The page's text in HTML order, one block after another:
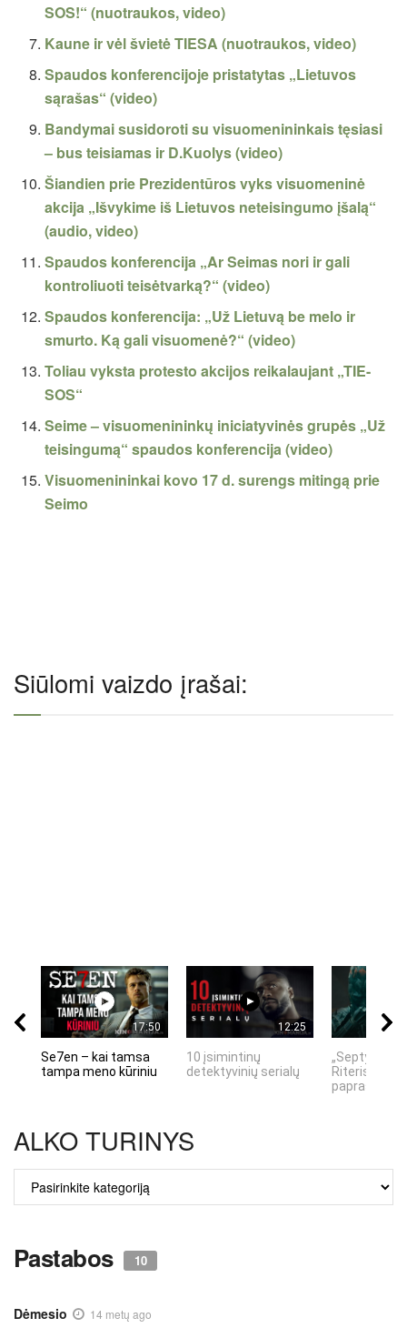
SOS!“ (nuotraukos, video)
Kaune ir vėl švietė TIESA (nuotraukos, video)
Spaudos konferencijoje pristatytas „Lietuvos
sąrašas“ (video)
Bandymai susidoroti su visuomenininkais tęsiasi
– bus teisiamas ir D.Kuolys (video)
Šiandien prie Prezidentūros vyks visuomeninė
akcija „Išvykime iš Lietuvos neteisingumo įšalą“
(audio, video)
Spaudos konferencija „Ar Seimas nori ir gali
kontroliuoti teisėtvarką?“ (video)
Spaudos konferencija: „Už Lietuvą be melo ir
smurto. Ką gali visuomenė?“ (video)
Toliau vyksta protesto akcijos reikalaujant „TIE-
SOS“
Seime – visuomenininkų iniciatyvinės grupės „Už
teisingumą“ spaudos konferencija (video)
Visuomenininkai kovo 17 d. surengs mitingą prie
Seimo
Siūlomi vaizdo įrašai:
17:50
Se7en – kai tamsa
tampa meno kūriniu
12:25
10 įsimintinų
detektyvinių serialų
„Septynių
Riteris" – kai
ALKO TURINYS
ALKO
TURINYS
Pastabos 10
Dėmesio 14 metų ago